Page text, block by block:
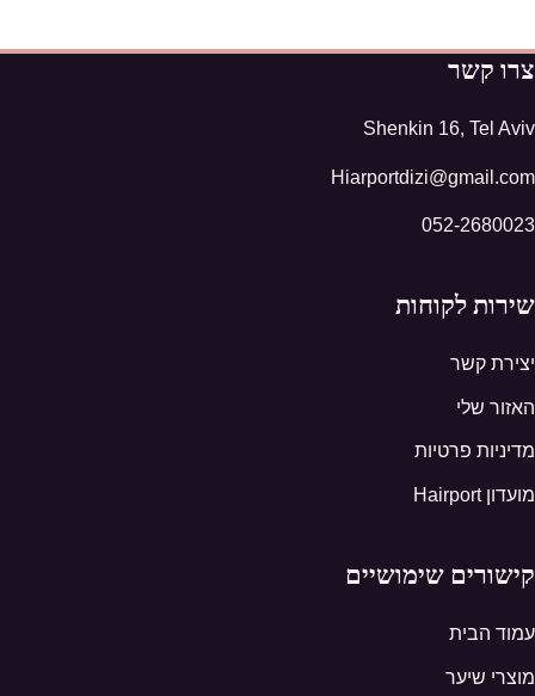
צרו קשר
Shenkin 16, Tel Aviv
Hiarportdizi@gmail.com
052-2680023
שירות לקוחות
יצירת קשר
האזור שלי
מדיניות פרטיות
מועדון Hairport
קישורים שימושיים
עמוד הבית
מוצרי שיער